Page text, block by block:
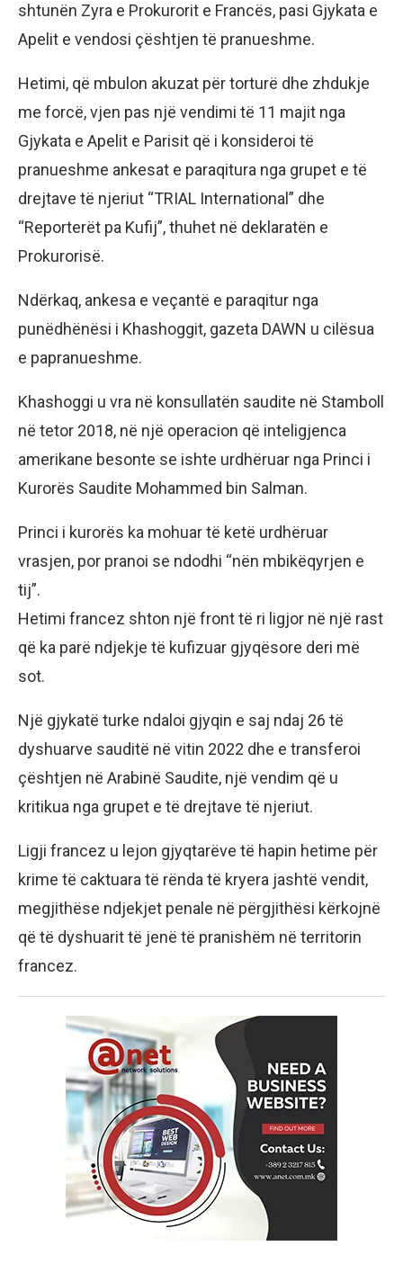
shtunën Zyra e Prokurorit e Francës, pasi Gjykata e
Apelit e vendosi çështjen të pranueshme.
Hetimi, që mbulon akuzat për torturë dhe zhdukje
me forcë, vjen pas një vendimi të 11 majit nga
Gjykata e Apelit e Parisit që i konsideroi të
pranueshme ankesat e paraqitura nga grupet e të
drejtave të njeriut “TRIAL International” dhe
“Reporterët pa Kufij”, thuhet në deklaratën e
Prokurorisë.
Ndërkaq, ankesa e veçantë e paraqitur nga
punëdhënësi i Khashoggit, gazeta DAWN u cilësua
e papranueshme.
Khashoggi u vra në konsullatën saudite në Stamboll
në tetor 2018, në një operacion që inteligjenca
amerikane besonte se ishte urdhëruar nga Princi i
Kurorës Saudite Mohammed bin Salman.
Princi i kurorës ka mohuar të ketë urdhëruar
vrasjen, por pranoi se ndodhi “nën mbikëqyrjen e
tij”.
Hetimi francez shton një front të ri ligjor në një rast
që ka parë ndjekje të kufizuar gjyqësore deri më
sot.
Një gjykatë turke ndaloi gjyqin e saj ndaj 26 të
dyshuarve sauditë në vitin 2022 dhe e transferoi
çështjen në Arabinë Saudite, një vendim që u
kritikua nga grupet e të drejtave të njeriut.
Ligji francez u lejon gjyqtarëve të hapin hetime për
krime të caktuara të rënda të kryera jashtë vendit,
megjithëse ndjekjet penale në përgjithësi kërkojnë
që të dyshuarit të jenë të pranishëm në territorin
francez.